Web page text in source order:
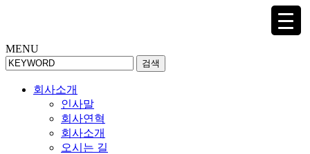
MENU
검색
회사소개
인사말
회사연혁
회사소개
오시는 길